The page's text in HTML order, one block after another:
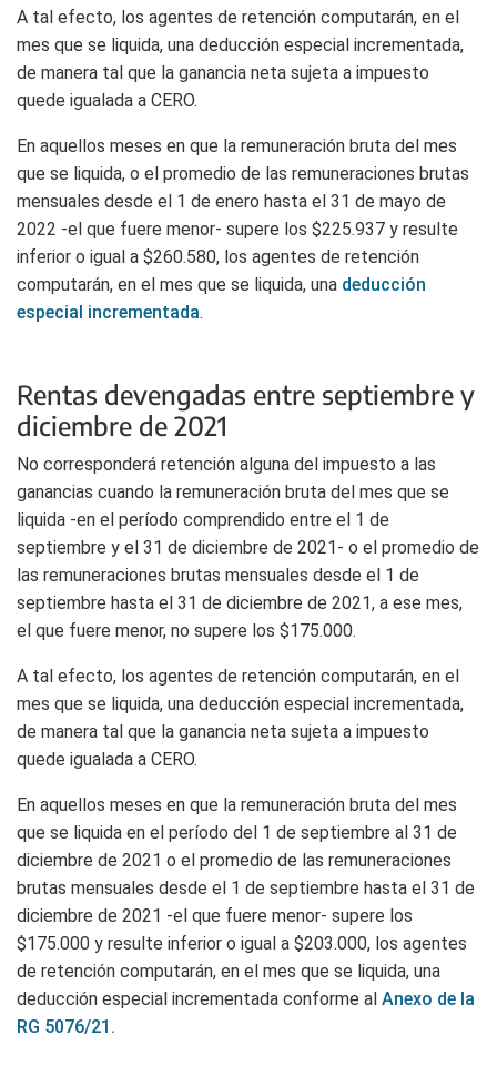
A tal efecto, los agentes de retención computarán, en el
mes que se liquida, una deducción especial incrementada,
de manera tal que la ganancia neta sujeta a impuesto
quede igualada a CERO.
En aquellos meses en que la remuneración bruta del mes
que se liquida, o el promedio de las remuneraciones brutas
mensuales desde el 1 de enero hasta el 31 de mayo de
2022 -el que fuere menor- supere los $225.937 y resulte
inferior o igual a $260.580, los agentes de retención
computarán, en el mes que se liquida, una deducción
especial incrementada.
Rentas devengadas entre septiembre y
diciembre de 2021
No corresponderá retención alguna del impuesto a las
ganancias cuando la remuneración bruta del mes que se
liquida -en el período comprendido entre el 1 de
septiembre y el 31 de diciembre de 2021- o el promedio de
las remuneraciones brutas mensuales desde el 1 de
septiembre hasta el 31 de diciembre de 2021, a ese mes,
el que fuere menor, no supere los $175.000.
A tal efecto, los agentes de retención computarán, en el
mes que se liquida, una deducción especial incrementada,
de manera tal que la ganancia neta sujeta a impuesto
quede igualada a CERO.
En aquellos meses en que la remuneración bruta del mes
que se liquida en el período del 1 de septiembre al 31 de
diciembre de 2021 o el promedio de las remuneraciones
brutas mensuales desde el 1 de septiembre hasta el 31 de
diciembre de 2021 -el que fuere menor- supere los
$175.000 y resulte inferior o igual a $203.000, los agentes
de retención computarán, en el mes que se liquida, una
deducción especial incrementada conforme al Anexo de la
RG 5076/21.